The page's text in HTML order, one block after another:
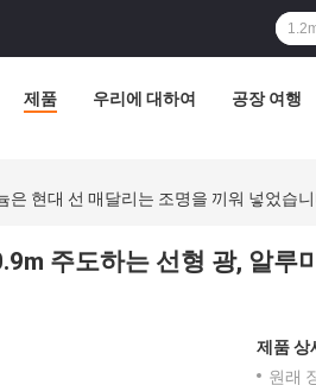
제품 우리에 대하여 공장 여행
현대 선 매달리는 조명을 끼워 넣었습
주도하는 선형 광, 알루
제품 상
원래